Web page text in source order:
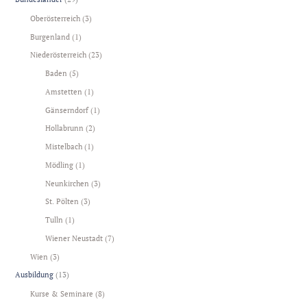
Oberösterreich (3)
Burgenland (1)
Niederösterreich (23)
Baden (5)
Amstetten (1)
Gänserndorf(1)
Hollabrunn (2)
Mistelbach (1)
Mödling (1)
Neunkirchen (3)
St. Pölten (3)
Tulln (1)
Wiener Neustadt (7)
Wien (3)
Ausbildung (13)
Kurse & Seminare (8)